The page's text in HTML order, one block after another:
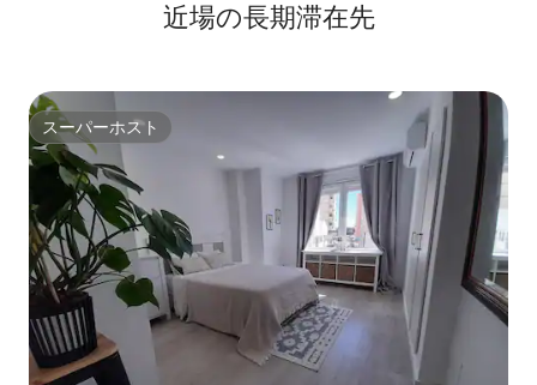
近場の長期滞在先
スーパーホスト
スーパーホスト